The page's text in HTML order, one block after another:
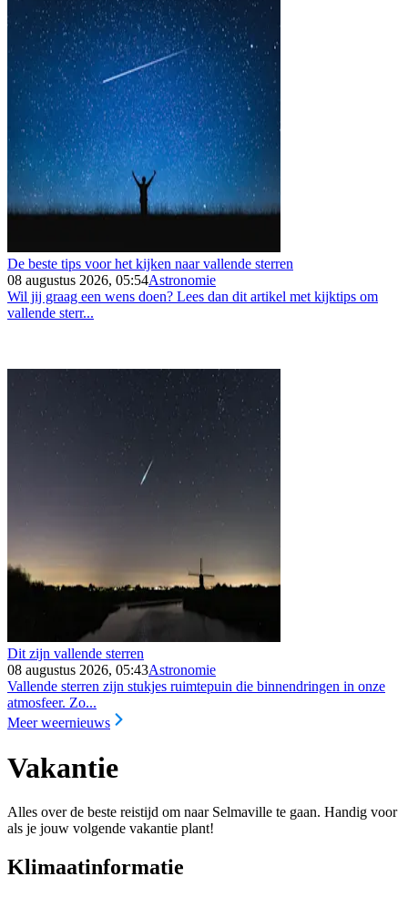
De beste tips voor het kijken naar vallende sterren
08 augustus 2026, 05:54Astronomie
Wil jij graag een wens doen? Lees dan dit artikel met kijktips om
vallende sterr...
Dit zijn vallende sterren
08 augustus 2026, 05:43Astronomie
Vallende sterren zijn stukjes ruimtepuin die binnendringen in onze
atmosfeer. Zo...
Meer weernieuws
Vakantie
Alles over de beste reistijd om naar Selmaville te gaan. Handig voor
als je jouw volgende vakantie plant!
Klimaatinformatie